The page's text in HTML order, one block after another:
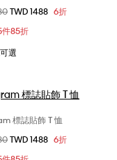
XXS
至
TWD 1488 6折
件85折
選
選擇您的尺碼
XXS
XS
標誌貼飾 T 恤
至
TWD 1488 6折